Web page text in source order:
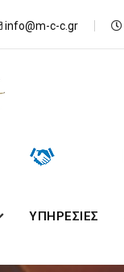
info@m-c-c.gr
ΥΠΗΡΕΣΙΕΣ